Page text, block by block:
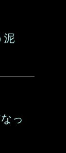
泥
っ